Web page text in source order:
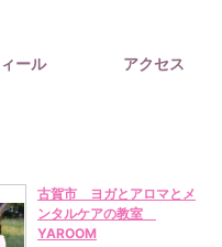
古賀市 ヨガとアロマとメ
ンタルケアの教室
YAROOM
ール アクセス